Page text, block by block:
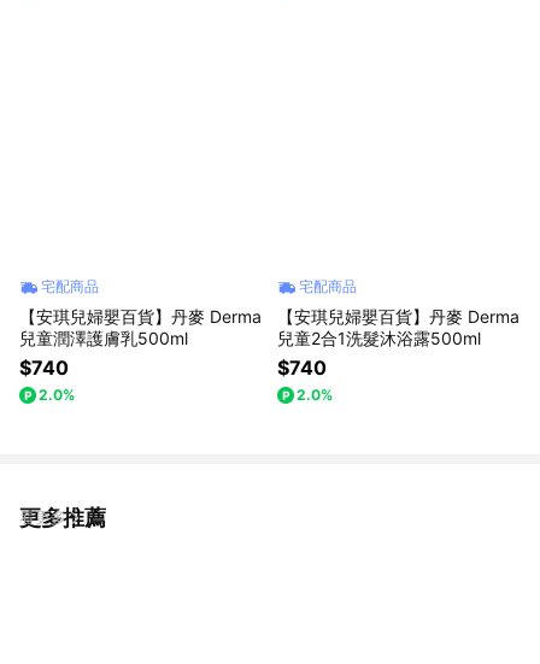
宅配商品
【安琪兒婦嬰百貨】丹麥 Derma
兒童潤澤護膚乳500ml
$740
2.0%
宅配商品
【安琪兒婦嬰百貨】丹麥 Derma
兒童2合1洗髮沐浴露500ml
$740
2.0%
更多推薦
看更多